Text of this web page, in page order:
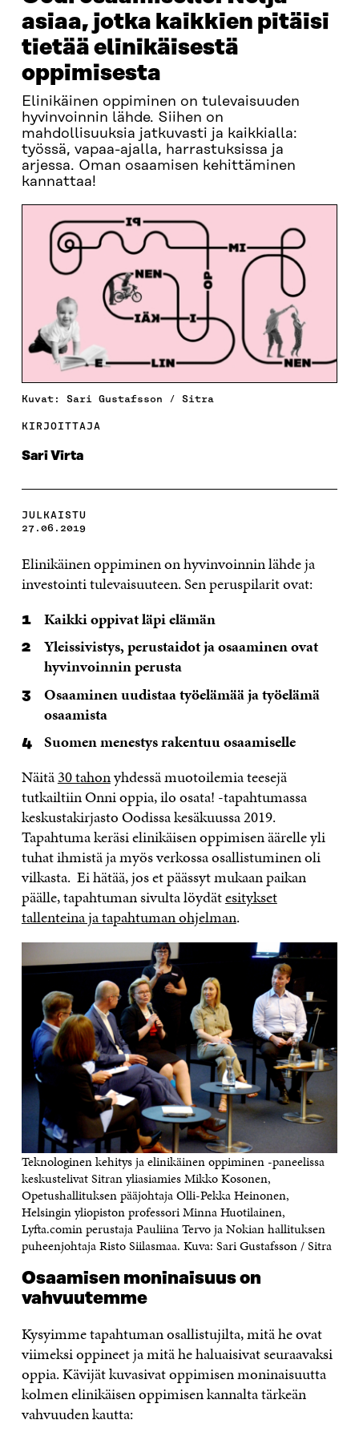
asiaa, jotka kaikkien pitäisi
tietää elinikäisestä
oppimisesta
Elinikäinen oppiminen on tulevaisuuden
hyvinvoinnin lähde. Siihen on
mahdollisuuksia jatkuvasti ja kaikkialla:
työssä, vapaa-ajalla, harrastuksissa ja
arjessa. Oman osaamisen kehittäminen
kannattaa!
Kuvat: Sari Gustafsson / Sitra
KIRJOITTAJA
Sari Virta
JULKAISTU
27.06.2019
Elinikäinen oppiminen on hyvinvoinnin lähde ja
investointi tulevaisuuteen. Sen peruspilarit ovat:
Kaikki oppivat läpi elämän
Yleissivistys, perustaidot ja osaaminen ovat
hyvinvoinnin perusta
Osaaminen uudistaa työelämää ja työelämä
osaamista
Suomen menestys rakentuu osaamiselle
Näitä30 tahonyhdessä muotoilemia teesejä
tutkailtiin Onni oppia, ilo osata! -tapahtumassa
keskustakirjasto Oodissa kesäkuussa 2019.
Tapahtuma keräsi elinikäisen oppimisen äärelle yli
tuhat ihmistä ja myös verkossa osallistuminen oli
vilkasta. Ei hätää, jos et päässyt mukaan paikan
päälle, tapahtuman sivulta löydätesitykset
tallenteina ja tapahtuman ohjelman.
Teknologinen kehitys ja elinikäinen oppiminen -paneelissa
keskustelivat Sitran yliasiamies Mikko Kosonen,
Opetushallituksen pääjohtaja Olli-Pekka Heinonen,
Helsingin yliopiston professori Minna Huotilainen,
Lyfta.comin perustaja Pauliina Tervo ja Nokian hallituksen
puheenjohtaja Risto Siilasmaa. Kuva: Sari Gustafsson / Sitra
Osaamisen moninaisuus on
vahvuutemme
Kysyimme tapahtuman osallistujilta, mitä he ovat
viimeksi oppineet ja mitä he haluaisivat seuraavaksi
oppia. Kävijät kuvasivat oppimisen moninaisuutta
kolmen elinikäisen oppimisen kannalta tärkeän
vahvuuden kautta: